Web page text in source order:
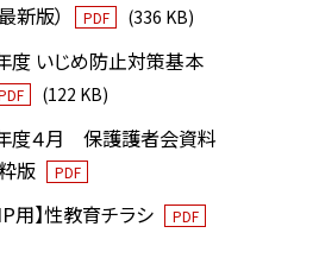
新版）
PDF (336 KB)
度 いじめ防止対策基本
(122 KB)
度４月 保護護者会資料
版
PDF
用】性教育チラシ PDF